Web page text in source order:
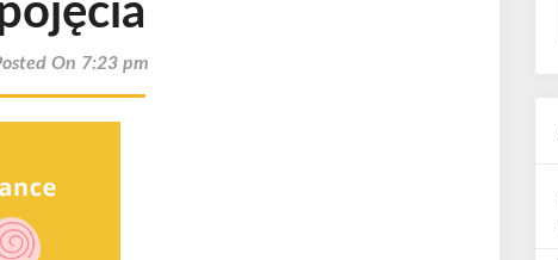
On 7:23 pm